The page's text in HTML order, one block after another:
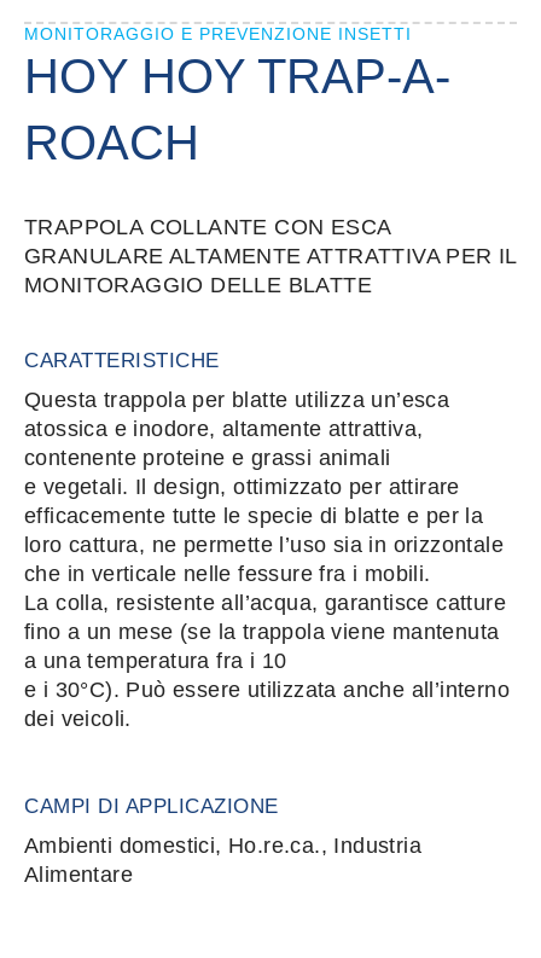
MONITORAGGIO E PREVENZIONE INSETTI
HOY HOY TRAP-A-
ROACH
TRAPPOLA COLLANTE CON ESCA
GRANULARE ALTAMENTE ATTRATTIVA PER IL
MONITORAGGIO DELLE BLATTE
CARATTERISTICHE
Questa trappola per blatte utilizza un’esca
atossica e inodore, altamente attrattiva,
contenente proteine e grassi animali
e vegetali. Il design, ottimizzato per attirare
efficacemente tutte le specie di blatte e per la
loro cattura, ne permette l’uso sia in orizzontale
che in verticale nelle fessure fra i mobili.
La colla, resistente all’acqua, garantisce catture
fino a un mese (se la trappola viene mantenuta
a una temperatura fra i 10
e i 30°C). Può essere utilizzata anche all’interno
dei veicoli.
CAMPI DI APPLICAZIONE
Ambienti domestici, Ho.re.ca., Industria
Alimentare